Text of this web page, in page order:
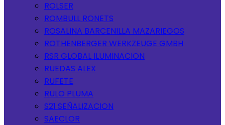
ROLSER
ROMBULL RONETS
ROSALINA BARCENILLA MAZARIEGOS
ROTHENBERGER WERKZEUGE GMBH
RSR GLOBAL ILUMINACION
RUEDAS ALEX
RUFETE
RULO PLUMA
S21 SEÑALIZACION
SAECLOR